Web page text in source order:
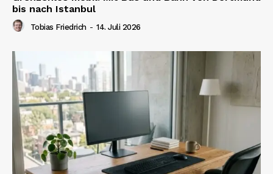
bis nach Istanbul
Tobias Friedrich - 14. Juli 2026